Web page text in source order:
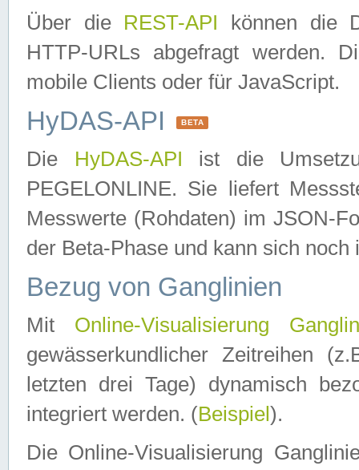
Über die REST-API können die
HTTP-URLs abgefragt werden.
mobile Clients oder für JavaScript.
HyDAS-API BETA
Die HyDAS-API ist die
PEGELONLINE. Sie liefert
Messwerte (Rohdaten) im JSON-
der Beta-Phase und kann sich noch
Bezug von Ganglinien
Mit Online-Visualisierung
gewässerkundlicher Zeitreihen
letzten drei Tage) dynamisch
integriert werden. (Beispiel ).
Die Online-Visualisierung